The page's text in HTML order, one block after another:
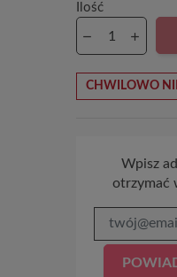
Ilość
CHWILOWO
Wpisz
otrzymać